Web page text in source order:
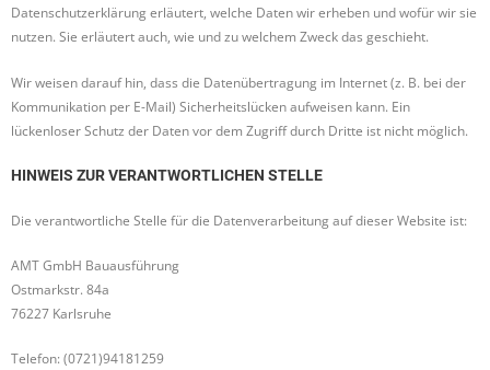
Datenschutzerklärung erläutert, welche Daten wir erheben und wofür wir sie
nutzen. Sie erläutert auch, wie und zu welchem Zweck das geschieht.
Wir weisen darauf hin, dass die Datenübertragung im Internet (z. B. bei der
Kommunikation per E-Mail) Sicherheitslücken aufweisen kann. Ein
lückenloser Schutz der Daten vor dem Zugriff durch Dritte ist nicht möglich.
HINWEIS ZUR VERANTWORTLICHEN STELLE
Die verantwortliche Stelle für die Datenverarbeitung auf dieser Website ist:
AMT GmbH Bauausführung
Ostmarkstr. 84a
76227 Karlsruhe
Telefon: (0721)94181259